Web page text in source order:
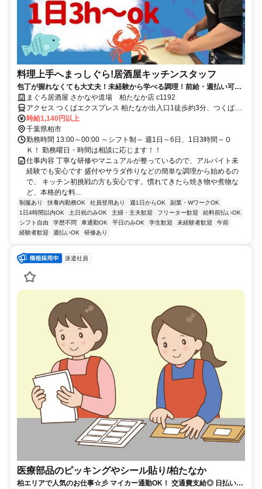
料理上手へまっしぐら!居酒屋キッチンスタッフ
包丁が握れなくても大丈夫！未経験から学べる調理！前給・週払い可。
髪型自由で楽しく働けます
まぐろ居酒屋 さかなや道場 柏たなか店 c1192
アクセス つくばエクスプレス 柏たなか出入口1徒歩約3分、つくばエ
クスプレス 柏の葉キャンパス東口徒歩約34分、東武野田線〔アーバ
ンパークライン〕 江戸川台東口徒歩約63分 柏たなか駅より徒歩2分
時給1,140円以上
千葉県柏市
勤務時間 13:00～00:00 ～シフト制～ 週1日～6日、1日3時間～Ｏ
Ｋ！ 勤務曜日・時間は相談に応じます！！
仕事内容 丁寧な研修やマニュアルが整っているので、アルバイト未
経験でも安心です 盛付やサラダ作りなどの簡単な調理から始めるの
で、 キッチン初挑戦の方も安心です。慣れてきたら焼き物や煮物な
ど、本格的な料...
制服あり 扶養内勤務OK 社員登用あり 週1日からOK
副業・WワークOK
1日4時間以内OK
土日祝のみOK 主婦・主夫歓迎 フリーター歓迎
給料前払いOK
シフト自由
学歴不問 車通勤OK 平日のみOK 学生歓迎 未経験者歓迎
午前
経験者歓迎
週払いOK 研修あり
派遣社員
医療部品のピッキングやシール貼り/柏たなか
柏エリアで人気のお仕事☆彡 マイカー通勤OK！ 交通費支給◎ 日払い